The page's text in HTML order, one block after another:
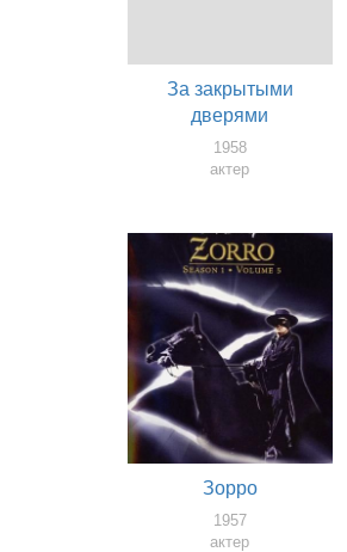
За закрытыми
дверями
1958
актер
Зорро
1957
актер